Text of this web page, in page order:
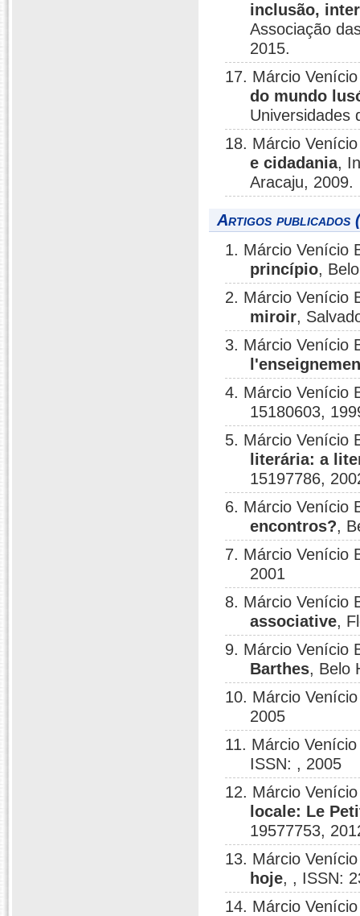
inclusão,
Associação
2015.
17. Márcio
do mundo
Universidades
18. Márcio
e cidadania,
Aracaju, 2009.
Artigos publicados
1. Márcio Venício
princípio,
2. Márcio Venício
miroir,
3. Márcio Venício
4. Márcio Venício
15180603,
5. Márcio Venício
literária: a
15197786,
6. Márcio Venício
encontros?,
7. Márcio Venício
2001
8. Márcio Venício
associative,
9. Márcio Venício
Barthes, Belo
10. Márcio
2005
11. Márcio
ISSN: , 2005
12. Márcio
locale: Le
19577753,
13. Márcio
hoje, , ISSN:
14. Márcio